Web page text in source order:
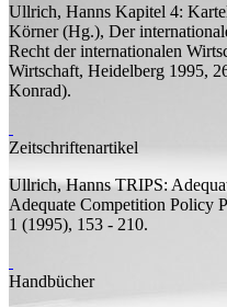
Ullrich, Hanns Kapitel 4:
Körner (Hg.), Der
Recht der internationalen
Wirtschaft, Heidelberg 1995,
Konrad).
Zeitschriftenartikel
Ullrich, Hanns TRIPS:
Adequate Competition Policy
1 (1995), 153 - 210.
Handbücher